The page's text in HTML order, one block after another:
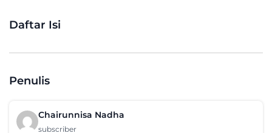
Daftar Isi
Penulis
Chairunnisa Nadha
subscriber